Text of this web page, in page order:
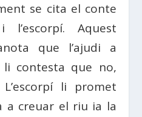
se cita el conte
Aquest
que l’ajudi a
contesta que no,
li promet
a creuar el riu ia la